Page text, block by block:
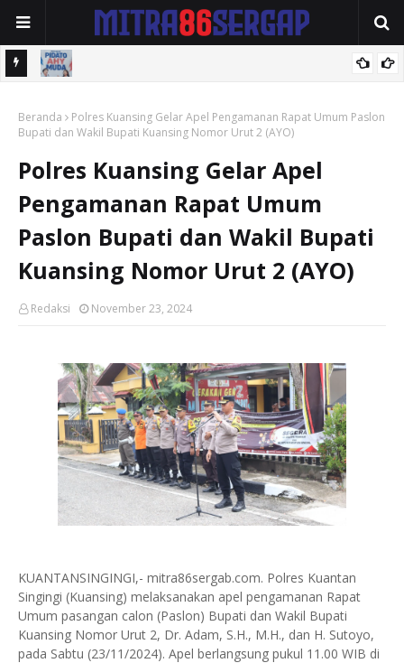
Penuh Membuat kegiatan Lomba Rakyat Gelar "Pidato AHY Muda
Beranda
Polres Kuansing Gelar Apel Pengamanan Rapat Umum Paslon
Bupati dan Wakil Bupati Kuansing Nomor Urut 2 (AYO)
Polres Kuansing Gelar Apel
Pengamanan Rapat Umum
Paslon Bupati dan Wakil Bupati
Kuansing Nomor Urut 2 (AYO)
Redaksi November 23, 2024
KUANTANSINGINGI,- mitra86sergab.com. Polres Kuantan
Singingi (Kuansing) melaksanakan apel pengamanan Rapat
Umum pasangan calon (Paslon) Bupati dan Wakil Bupati
Kuansing Nomor Urut 2, Dr. Adam, S.H., M.H., dan H. Sutoyo,
pada Sabtu (23/11/2024). Apel berlangsung pukul 11.00 WIB di